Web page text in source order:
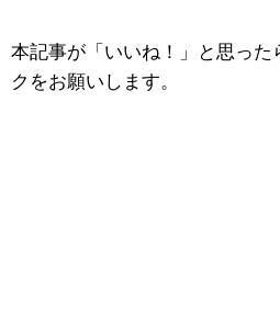
本記事が「いいね！」と思った
クをお願いします。